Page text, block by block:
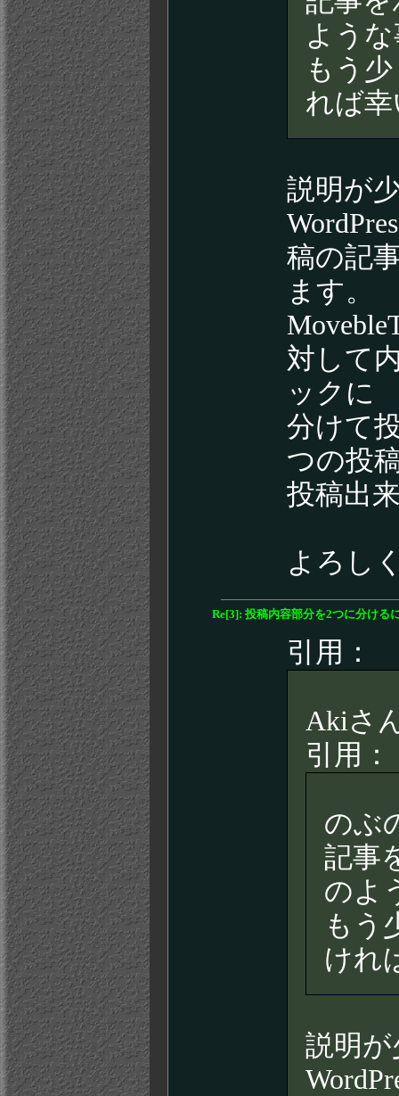
よう
もう
れば
説明が
稿の記
ます。
対して
ックに
分けて
つの投
投稿出
よろし
Re[3]: 投稿内容部分を2つに分ける
引用：
Akiさ
引用：
のぶ
記事
のよ
もう
けれ
説明